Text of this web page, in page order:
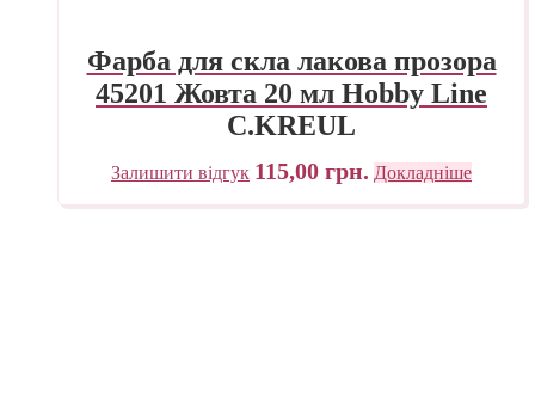
Фарба для скла лакова прозора
45201 Жовта 20 мл Hobby Line
C.KREUL
Залишити відгук 115,00 грн. Докладніше